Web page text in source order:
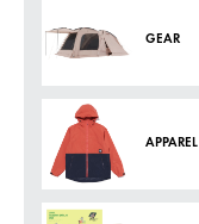
GEAR
APPAREL